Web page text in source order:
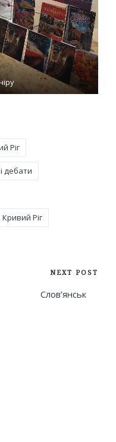
Ріг
дебати
Кривий Ріг
NEXT POST
Слов’янськ